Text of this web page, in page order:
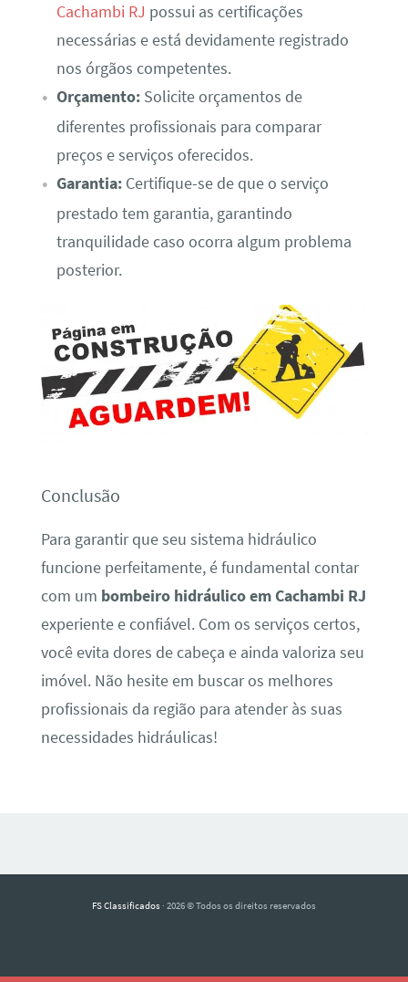
Cachambi RJ possui as certificações
necessárias e está devidamente registrado
nos órgãos competentes.
Orçamento:Solicite orçamentos de
diferentes profissionais para comparar
preços e serviços oferecidos.
Garantia:Certifique-se de que o serviço
prestado tem garantia, garantindo
tranquilidade caso ocorra algum problema
posterior.
Conclusão
Para garantir que seu sistema hidráulico
funcione perfeitamente, é fundamental contar
com um bombeiro hidráulico em Cachambi RJ
experiente e confiável. Com os serviços certos,
você evita dores de cabeça e ainda valoriza seu
imóvel. Não hesite em buscar os melhores
profissionais da região para atender às suas
necessidades hidráulicas!
FS Classificados · 2026 © Todos os direitos reservados